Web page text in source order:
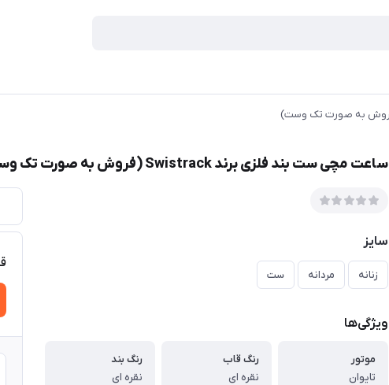
ساعت مچی ست بند فلزی برند Swistrack (فروش به صورت تک وست)
سایز
زنانه مردانه ست
ویژگی‌ها
موتور
تایوان
رنگ قاب
نقره ای
رنگ بند
نقره ای